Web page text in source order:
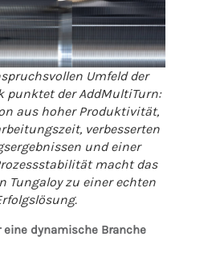
Umfeld der
punktet der AddMultiTurn:
aus hoher Produktivität,
verbesserten
und einer
macht das
Tungaloy zu einer echten
dynamische Branche